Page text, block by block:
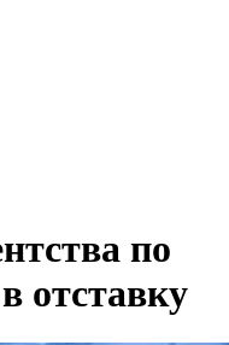
по
отставку